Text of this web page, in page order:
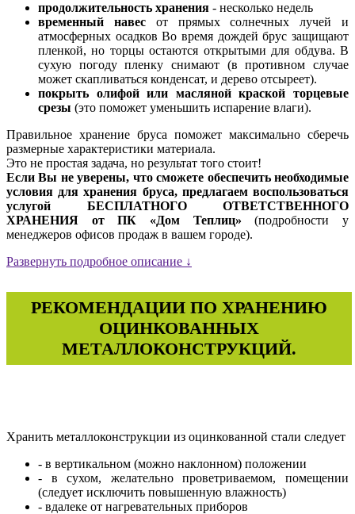
продолжительность хранения - несколько недель
временный навесот прямых солнечных лучей и
атмосферных осадков Во время дождей брус защищают
пленкой, но торцы остаются открытыми для обдува. В
сухую погоду пленку снимают (в противном случае
может скапливаться конденсат, и дерево отсыреет).
покрыть олифой или масляной краской торцевые
срезы (это поможет уменьшить испарение влаги).
Правильное хранение бруса поможет максимально сберечь
размерные характеристики материала.
Это не простая задача, но результат того стоит!
Если Вы не уверены, что сможете обеспечить необходимые
условия для хранения бруса, предлагаем воспользоваться
услугой БЕСПЛАТНОГО ОТВЕТСТВЕННОГО
ХРАНЕНИЯ от ПК «Дом Теплиц» (подробности у
менеджеров офисов продаж в вашем городе).
Развернуть подробное описание ↓
РЕКОМЕНДАЦИИ ПО ХРАНЕНИЮ
ОЦИНКОВАННЫХ
МЕТАЛЛОКОНСТРУКЦИЙ.
Хранить металлоконструкции из оцинкованной стали следует
- в вертикальном (можно наклонном) положении
- в сухом, желательно проветриваемом, помещении
(следует исключить повышенную влажность)
- вдалеке от нагревательных приборов